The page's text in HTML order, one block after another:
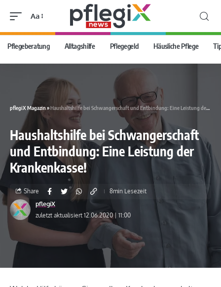
Aa
Pflegeberatung Alltagshilfe Pflegegeld Häusliche Pflege
pflegiX Magazin»Haushaltshilfe bei Schwangerschaft und Entbindung: Eine Leistung der Krankenkasse!
Haushaltshilfe bei Schwangerschaft
und Entbindung: Eine Leistung der
Krankenkasse!
zuletzt aktualisiert 12.06.2020 | 11:00
pflegiX
Share 8min Lesezeit